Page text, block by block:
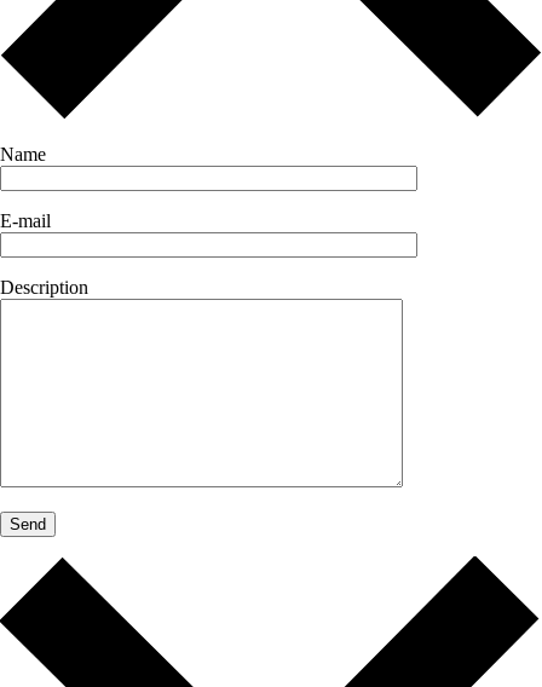
Name
E-mail
Description